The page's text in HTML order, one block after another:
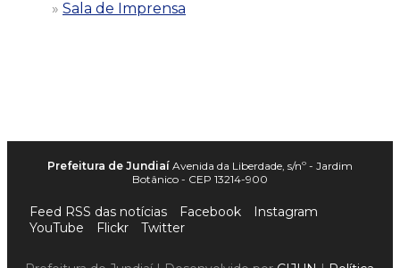
Sala de Imprensa
Prefeitura de Jundiaí Avenida da Liberdade, s/nº - Jardim
Botânico - CEP 13214-900
Feed RSS das notícias Facebook
Instagram
YouTube
Flickr Twitter